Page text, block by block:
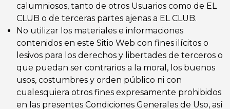
calumniosos, tanto de otros Usuarios como de EL
CLUB o de terceras partes ajenas a EL CLUB.
No utilizar los materiales e informaciones
contenidos en este Sitio Web con fines ilícitos o
lesivos para los derechos y libertades de terceros o
que puedan ser contrarios a la moral, los buenos
usos, costumbres y orden público ni con
cualesquiera otros fines expresamente prohibidos
en las presentes Condiciones Generales de Uso, así